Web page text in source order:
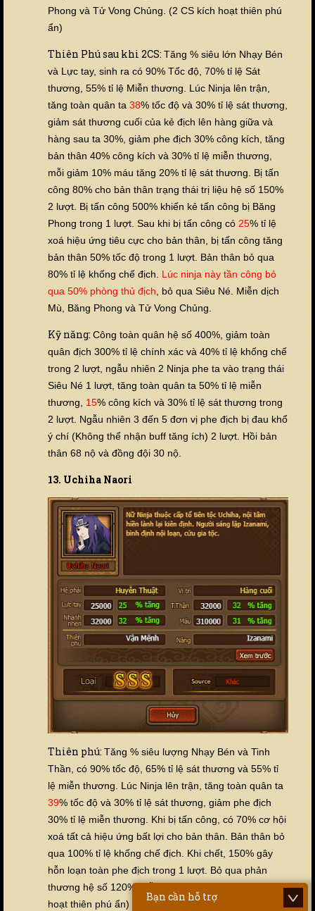
Phong và Tử Vong Chủng. (2 CS kích hoạt thiên phú
ẩn)
Thiên Phú sau khi 2CS: Tăng % siêu lớn Nhạy Bén
và Lực tay, sinh ra có 90% Tốc độ, 70% tỉ lệ Sát
thương, 55% tỉ lệ Miễn thương. Lúc Ninja lên trận,
tăng toàn quân ta 38% tốc độ và 30% tỉ lệ sát thương,
giảm sát thương cuối của kẻ địch lên hàng giữa và
hàng sau ta 30%, giảm phe địch 30% công kích, tăng
bản thân 40% công kích và 30% tỉ lệ miễn thương,
mỗi giảm 10% máu tăng 20% tỉ lệ sát thương. Bị tấn
công 80% cho bản thân trạng thái trị liệu hệ số 150%
2 lượt. Bị tấn công 500% khiến kẻ tấn công bị Băng
Phong trong 1 lượt. Sau khi bị tấn công có 25% tỉ lệ
xoá hiệu ứng tiêu cực cho bản thân, bị tấn công tăng
bản thân 50% tốc độ trong 1 lượt. Bản thân bỏ qua
80% tỉ lệ khống chế địch. Lúc ninja này tần công bỏ
qua 50% phòng thủ địch , bỏ qua Siêu Né. Miễn dịch
Mù, Băng Phong và Tử Vong Chủng.
Kỹ năng: Công toàn quân hệ số 400%, giảm toàn
quân địch 300% tỉ lệ chính xác và 40% tỉ lệ khống chế
trong 2 lượt, ngẫu nhiên 2 Ninja phe ta vào trạng thái
Siêu Né 1 lượt, tăng toàn quân ta 50% tỉ lệ miễn
thương, 15% công kích và 30% tỉ lệ sát thương trong
2 lượt. Ngẫu nhiên 3 đến 5 đơn vị phe địch bị đau khổ
ý chí (Không thể nhận buff tăng ích) 2 lượt. Hồi bản
thân 68 nộ và đồng đội 30 nộ.
13. Uchiha Naori
Thiên phú:Tăng % siêu lượng Nhạy Bén và Tinh
Thần, có 90% tốc độ, 65% tỉ lệ sát thương và 55% tỉ
lệ miễn thương. Lúc Ninja lên trận, tăng toàn quân ta
39% tốc độ và 30% tỉ lệ sát thương, giảm phe địch
30% tỉ lệ miễn thương. Khi bị tấn công, có 70% cơ hội
xoá tất cả hiệu ứng bất lợi cho bản thân. Bản thân bỏ
qua 100% tỉ lệ khống chế địch. Khi chết, 150% gây
hỗn loạn toàn phe địch trong 1 lượt. Bỏ qua phản
thương hệ số 120%, Hỗn loạn và giảm nộ. (2 CS kích
hoạt thiên phú ẩn)
Bạn cần hỗ trợ